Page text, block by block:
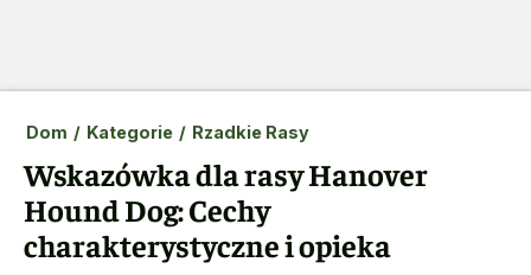
Dom / Kategorie / Rzadkie Rasy
Wskazówka dla rasy Hanover
Hound Dog: Cechy
charakterystyczne i opieka